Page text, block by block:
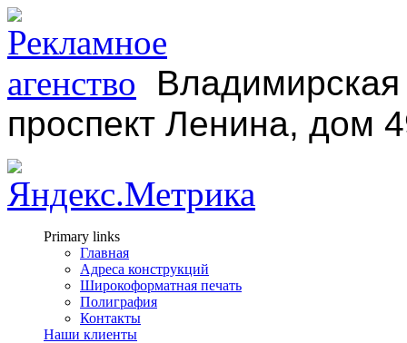
Владимирская
проспект Ленина, дом
Primary links
Главная
Адреса конструкций
Широкоформатная печать
Полиграфия
Контакты
Наши клиенты